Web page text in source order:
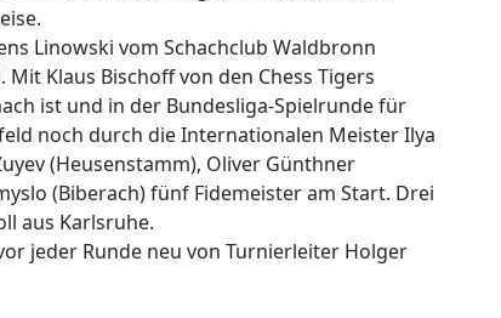
Linowski vom Schachclub Waldbronn
Klaus Bischoff von den Chess Tigers
ist und in der Bundesliga-Spielrunde für
noch durch die Internationalen Meister Ilya
(Heusenstamm), Oliver Günthner
(Biberach) fünf Fidemeister am Start. Drei
aus Karlsruhe.
jeder Runde neu von Turnierleiter Holger